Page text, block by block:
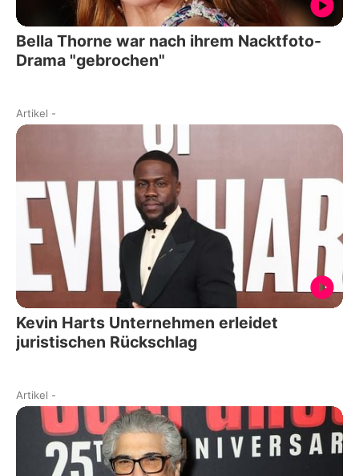
Bella Thorne war nach ihrem Nacktfoto-
Drama "gebrochen"
Artikel -
Kevin Harts Unternehmen erleidet
juristischen Rückschlag
Artikel -